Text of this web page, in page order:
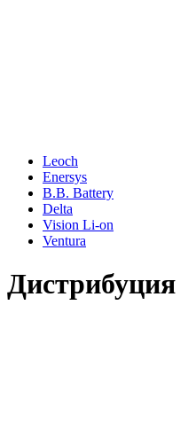
Leoch
Enersys
B.B. Battery
Delta
Vision Li-on
Ventura
Дистрибуция